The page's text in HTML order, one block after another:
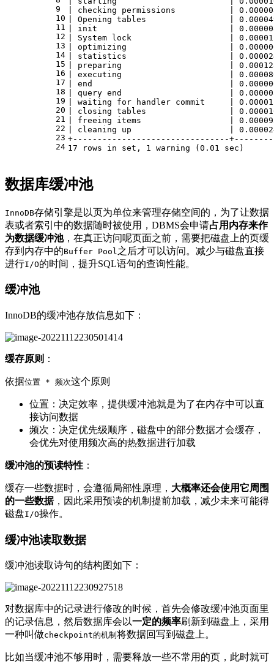
9
10
11
12
13
14
15
16
17
18
19
20
21
22
23
24
checking permissions
Opening tables
init
System lock
optimizing
statistics
preparing
executing
end
query end
waiting for handler commit
closing tables
freeing items
cleaning up
+--------------------------------
17
rows in set , 1 warning (0.01 sec)
数据库缓冲池
InnoDB存储引擎是以页为单位来管理存储空间的，为了让数据
表或者索引中的数据随时被使用，DBMS会申请占用内存来作
为数据缓冲池，在真正访问呢页面之前，需要把磁盘上的页缓
存到内存中的Buffer Pool 之后才可以访问。减少与磁盘直接
进行I/O的时间，提升SQL语句的查询性能。
缓冲池
InnoDB的缓冲池存放信息如下：
缓存原则 ：
依据位置 * 频次这个原则
位置：决定效率，提供缓冲池就是为了在内存中可以直
接访问数据
频次：决定优先级顺序，磁盘中的部分数据才会缓存，
会优先对使用频次高的热数据进行加载
缓冲池的预读特性 ：
缓存一些数据时，会遵循局部性原理， 大概率还会使用它周围
的一些数据，因此采用预读的机制提前加载，减少未来可能得
磁盘I/O操作。
缓冲池读取数据
缓冲池读取诗句的结构图如下：
对数据库中的记录进行修改的时候，首先会修改缓冲池页面里
的记录信息，然后数据库会以一定的频率刷新到磁盘上，采用
一种叫做checkpoint的机制 将数据回写到磁盘上。
比如当缓冲池不够用时，需要释放一些不常用的页，此时就可